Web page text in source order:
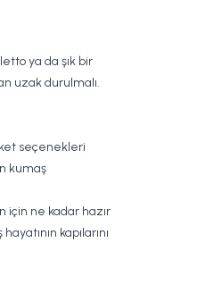
ya da şık bir
uzak durulmalı.
seçenekleri
kumaş
için ne kadar hazır
kapılarını